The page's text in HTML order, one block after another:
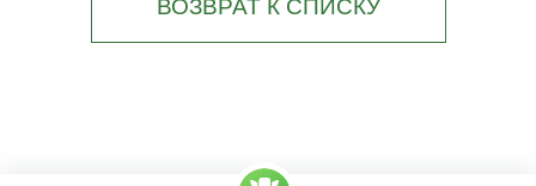
ВОЗВРАТ К СПИСКУ